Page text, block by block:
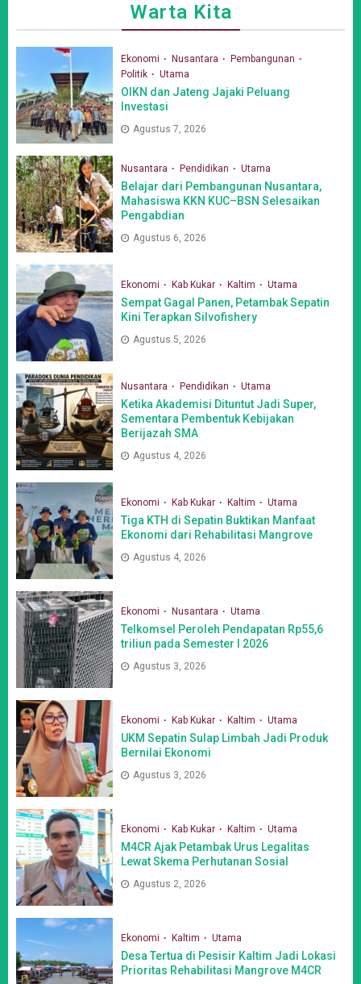
Warta Kita
Ekonomi Nusantara
Pembangunan
Politik
Utama
OIKN dan Jateng Jajaki Peluang
Investasi
Agustus 7, 2026
Nusantara Pendidikan Utama
Belajar dari Pembangunan Nusantara,
Mahasiswa KKN KUC–BSN Selesaikan
Pengabdian
Agustus 6, 2026
Ekonomi Kab Kukar Kaltim Utama
Sempat Gagal Panen, Petambak Sepatin
Kini Terapkan Silvofishery
Agustus 5, 2026
Nusantara Pendidikan Utama
Ketika Akademisi Dituntut Jadi Super,
Sementara Pembentuk Kebijakan
Berijazah SMA
Agustus 4, 2026
Ekonomi Kab Kukar Kaltim Utama
Tiga KTH di Sepatin Buktikan Manfaat
Ekonomi dari Rehabilitasi Mangrove
Agustus 4, 2026
Ekonomi Nusantara Utama
Telkomsel Peroleh Pendapatan Rp55,6
triliun pada Semester I 2026
Agustus 3, 2026
Ekonomi Kab Kukar Kaltim Utama
UKM Sepatin Sulap Limbah Jadi Produk
Bernilai Ekonomi
Agustus 3, 2026
Ekonomi Kab Kukar Kaltim Utama
M4CR Ajak Petambak Urus Legalitas
Lewat Skema Perhutanan Sosial
Agustus 2, 2026
Ekonomi Kaltim Utama
Desa Tertua di Pesisir Kaltim Jadi Lokasi
Prioritas Rehabilitasi Mangrove M4CR